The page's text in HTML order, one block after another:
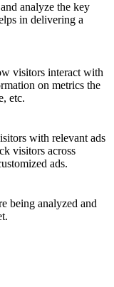
analyze the key
in delivering a
visitors interact with
on metrics the
etc.
with relevant ads
visitors across
ads.
being analyzed and